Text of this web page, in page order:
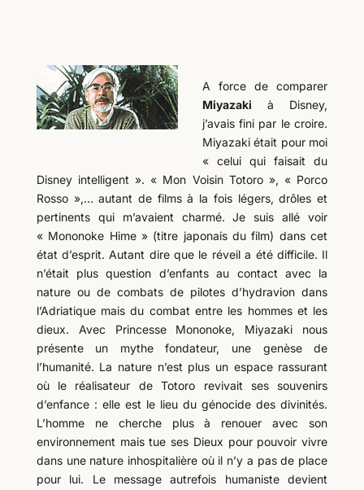
A force de comparer
Miyazaki à Disney,
j’avais fini par le croire.
Miyazaki était pour moi
« celui qui faisait du
Disney intelligent ». « Mon Voisin Totoro », « Porco
Rosso »,… autant de films à la fois légers, drôles et
pertinents qui m’avaient charmé. Je suis allé voir
« Mononoke Hime » (titre japonais du film) dans cet
état d’esprit. Autant dire que le réveil a été difficile. Il
n’était plus question d’enfants au contact avec la
nature ou de combats de pilotes d’hydravion dans
l’Adriatique mais du combat entre les hommes et les
dieux. Avec Princesse Mononoke, Miyazaki nous
présente un mythe fondateur, une genèse de
l’humanité. La nature n’est plus un espace rassurant
où le réalisateur de Totoro revivait ses souvenirs
d’enfance : elle est le lieu du génocide des divinités.
L’homme ne cherche plus à renouer avec son
environnement mais tue ses Dieux pour pouvoir vivre
dans une nature inhospitalière où il n’y a pas de place
pour lui. Le message autrefois humaniste devient